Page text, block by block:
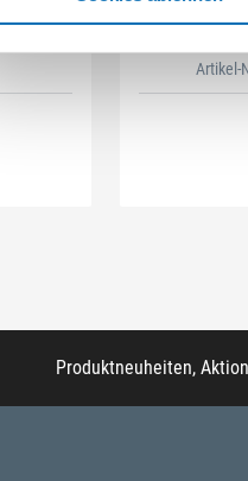
FIS-CT Bit-
Artikel-
Produktneuheiten,